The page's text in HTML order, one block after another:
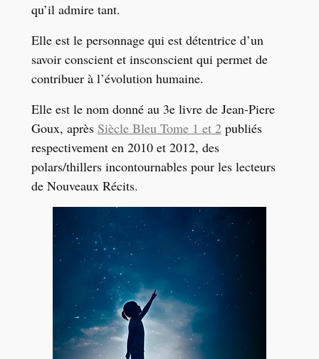
qu’il admire tant.
Elle est le personnage qui est détentrice d’un
savoir conscient et insconscient qui permet de
contribuer à l’évolution humaine.
Elle est le nom donné au 3e livre de Jean-Piere
Goux, après Siècle Bleu Tome 1 et 2 publiés
respectivement en 2010 et 2012, des
polars/thillers incontournables pour les lecteurs
de Nouveaux Récits.